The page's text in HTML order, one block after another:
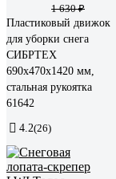
1 630 ₽
Пластиковый движок
для уборки снега
СИБРТЕХ
690x470x1420 мм,
стальная рукоятка
61642
4.2(26)